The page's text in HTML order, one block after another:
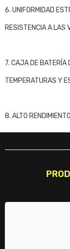
6. UNIFORMIDAD
RESISTENCIA A LAS
7. CAJA DE BATERÍA
TEMPERATURAS Y
8. ALTO